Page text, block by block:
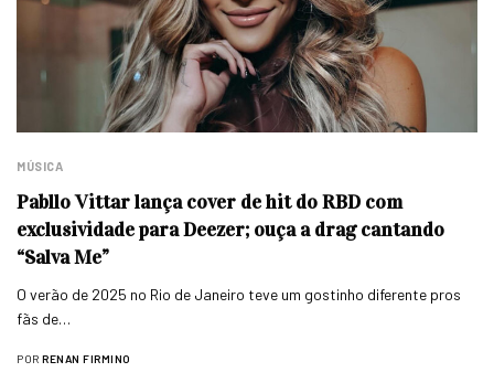
MÚSICA
Pabllo Vittar lança cover de hit do RBD com
exclusividade para Deezer; ouça a drag cantando
“Salva Me”
O verão de 2025 no Rio de Janeiro teve um gostinho diferente pros
fãs de…
POR RENAN FIRMINO